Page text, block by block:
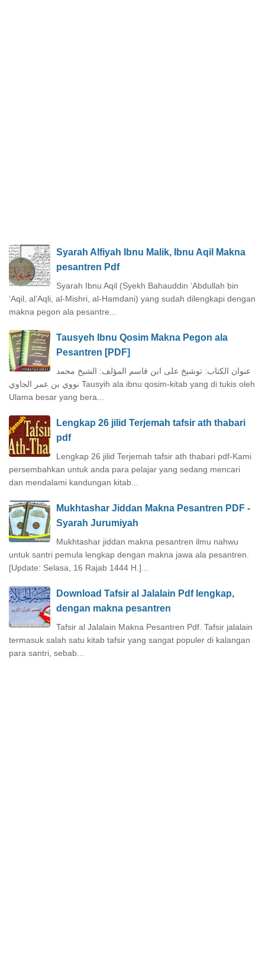
Syarah Alfiyah Ibnu Malik, Ibnu Aqil Makna
pesantren Pdf
Syarah Ibnu Aqil (Syekh Bahauddin ‘Abdullah bin
‘Aqil, al’Aqli, al-Mishri, al-Hamdani) yang sudah dilengkapi dengan
makna pegon ala pesantre...
Tausyeh Ibnu Qosim Makna Pegon ala
Pesantren [PDF]
عنوان الكتاب: توشيخ على ابن قاسم المؤلف: الشيخ محمد
نووي بن عمر الجاوي Tausyih ala ibnu qosim-kitab yang di tukis oleh
Ulama besar yang bera...
Lengkap 26 jilid Terjemah tafsir ath thabari
pdf
Lengkap 26 jilid Terjemah tafsir ath thabari pdf-Kami
persembahkan untuk anda para pelajar yang sedang mencari
dan mendalami kandungan kitab...
Mukhtashar Jiddan Makna Pesantren PDF -
Syarah Jurumiyah
Mukhtashar jiddan makna pesantren ilmu nahwu
untuk santri pemula lengkap dengan makna jawa ala pesantren.
[Update: Selasa, 16 Rajab 1444 H.]...
Download Tafsir al Jalalain Pdf lengkap,
dengan makna pesantren
Tafsir al Jalalain Makna Pesantren Pdf. Tafsir jalalain
termasuk salah satu kitab tafsir yang sangat populer di kalangan
para santri, sebab...